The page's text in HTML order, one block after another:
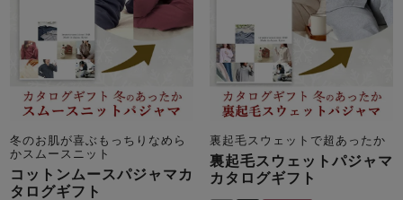
冬のお肌が喜ぶもっちりなめら
かスムースニット
コットンムースパジャマカ
タログギフト
裏起毛スウェットで超あったか
裏起毛スウェットパジャマ
カタログギフト